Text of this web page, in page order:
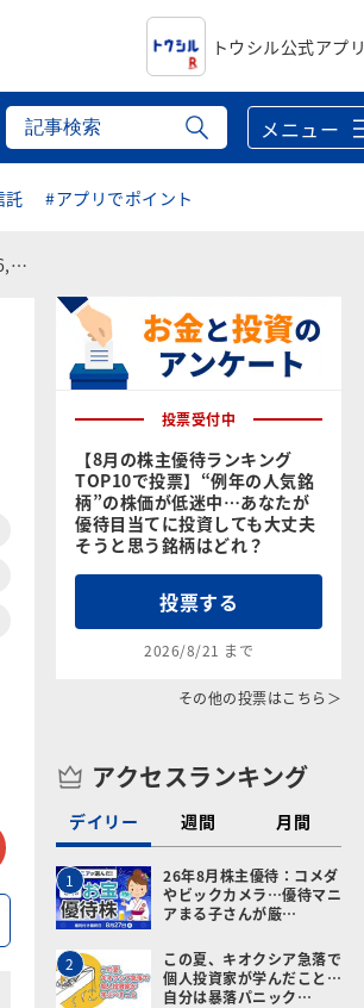
トウシル公式アプリ
メニュー
託 #アプリでポイント
メールで送る
投票受付中
【8月の株主優待ランキング
TOP10で投票】“例年の人気銘
柄”の株価が低迷中…あなたが
優待目当てに投資しても大丈夫
そうと思う銘柄はどれ？
投票する
2026/8/21 まで
その他の投票はこちら＞
アクセスランキング
デイリー 週間 月間
1
26年8月株主優待：コメダ
やビックカメラ…優待マニ
アまる子さんが厳…
2
この夏、キオクシア急落で
個人投資家が学んだこと…
自分は暴落パニック…